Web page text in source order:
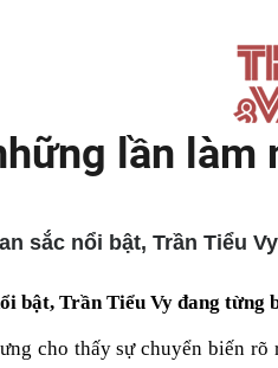
lần
sắc nổi bật, Trần Tiểu
bật, Trần Tiểu Vy đang
cho thấy sự chuyển biến